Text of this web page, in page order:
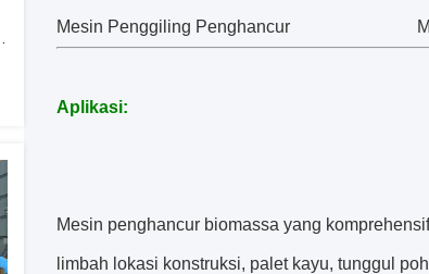
Mesin Penggiling Penghancur
Aplikasi:
Mesin penghancur biomassa yang
limbah lokasi konstruksi, palet kayu, tunggul